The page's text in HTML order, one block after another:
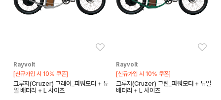
Rayvolt
[신규가입 시 10% 쿠폰]
크루저(Cruzer) 그레이_파워모터 + 듀
얼 배터리 + L 사이즈
Rayvolt
[신규가입 시 10% 쿠폰]
크루저(Cruzer) 그린_파워모터 + 듀얼
배터리 + L 사이즈